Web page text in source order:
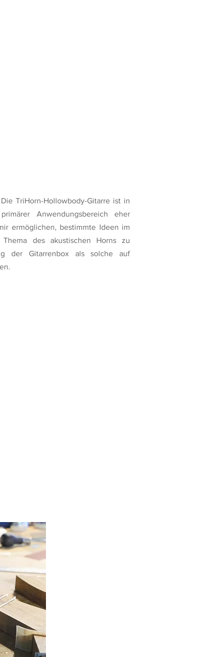
TriHorn-Hollowbody-Gitarre ist in
Anwendungsbereich eher
ermöglichen, bestimmte Ideen im
des akustischen Horns zu
der Gitarrenbox als solche auf